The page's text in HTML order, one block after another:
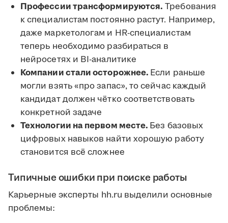
Профессии трансформируются. Требования
к специалистам постоянно растут. Например,
даже маркетологам и HR-специалистам
теперь необходимо разбираться в
нейросетях и BI-аналитике
Компании стали осторожнее. Если раньше
могли взять «про запас», то сейчас каждый
кандидат должен чётко соответствовать
конкретной задаче
Технологии на первом месте. Без базовых
цифровых навыков найти хорошую работу
становится всё сложнее
Типичные ошибки при поиске работы
Карьерные эксперты hh.ru выделили основные
проблемы: